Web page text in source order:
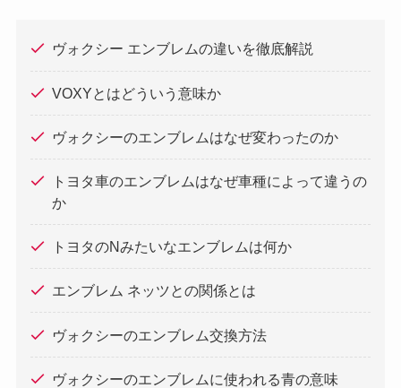
ヴォクシー エンブレムの違いを徹底解説
VOXYとはどういう意味か
ヴォクシーのエンブレムはなぜ変わったのか
トヨタ車のエンブレムはなぜ車種によって違うの
か
トヨタのNみたいなエンブレムは何か
エンブレム ネッツとの関係とは
ヴォクシーのエンブレム交換方法
ヴォクシーのエンブレムに使われる青の意味